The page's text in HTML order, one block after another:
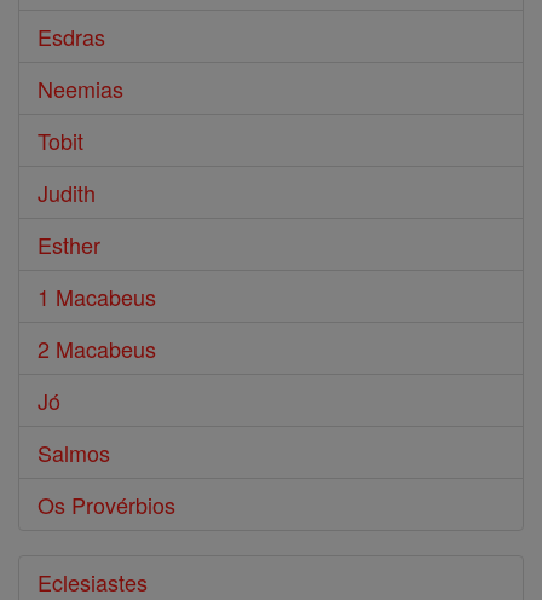
Esdras
Neemias
Tobit
Judith
Esther
1 Macabeus
2 Macabeus
Jó
Salmos
Os Provérbios
Eclesiastes